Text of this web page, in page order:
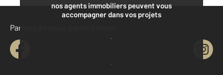
nos agents immobiliers peuvent vous
accompagner dans vos projets
Contacter l'agence
Demander une estimation
Parlons de vous, parlons biens